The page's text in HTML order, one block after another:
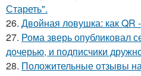
Стареть".
26. Двойная ловушка: как QR
27. Рома зверь опубликовал
дочерью, и подписчики
28. Положительные отзывы